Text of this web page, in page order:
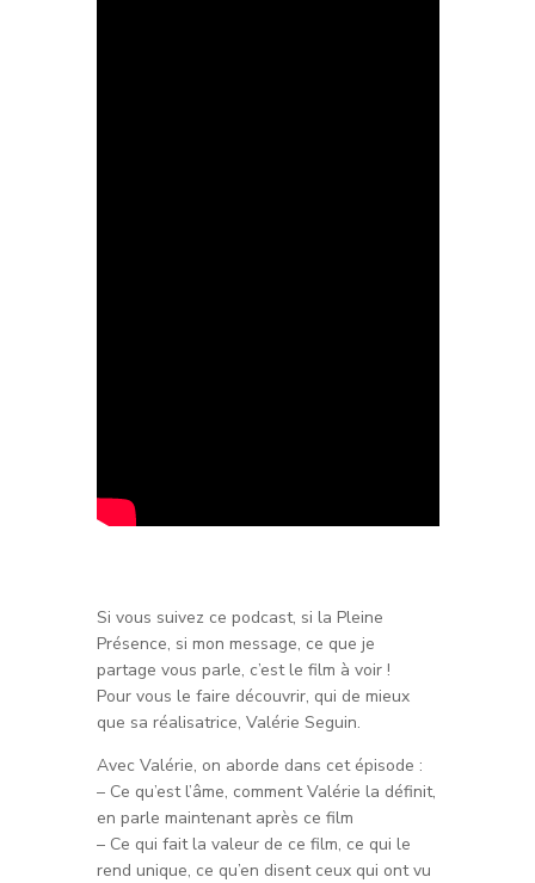
Si vous suivez ce podcast, si la Pleine
Présence, si mon message, ce que je
partage vous parle, c’est le film à voir !
Pour vous le faire découvrir, qui de mieux
que sa réalisatrice, Valérie Seguin.
Avec Valérie, on aborde dans cet épisode :
– Ce qu’est l’âme, comment Valérie la définit,
en parle maintenant après ce film
– Ce qui fait la valeur de ce film, ce qui le
rend unique, ce qu’en disent ceux qui ont vu